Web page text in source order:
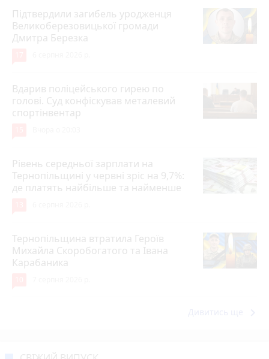
Підтвердили загибель уродженця
Великоберезовицької громади
Дмитра Березка
Вдарив поліцейського гирею по
голові. Суд конфіскував металевий
спортінвентар
Рівень середньої зарплати на
Тернопільщині у червні зріс на 9,7%:
де платять найбільше та найменше
Тернопільщина втратила Героїв
Михайла Скоробогатого та Івана
Карабаника